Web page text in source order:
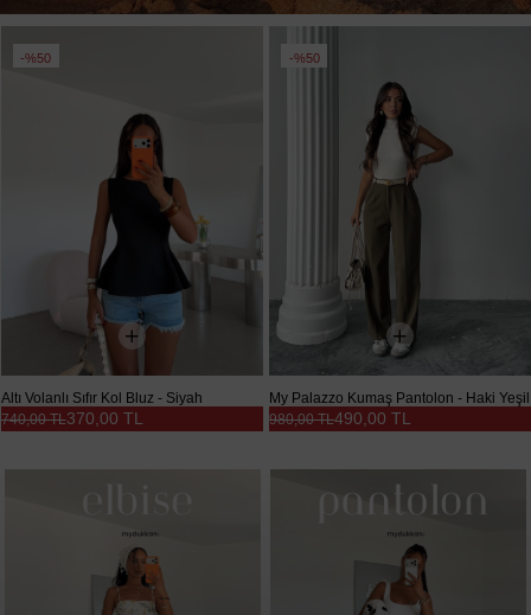
%50
Altı Volanlı Sıfır Kol Bluz - Siyah
370,00 TL
740,00 TL
%50
My Palazzo Kumaş Pantolon - Haki Yeşil
490,00 TL
980,00 TL